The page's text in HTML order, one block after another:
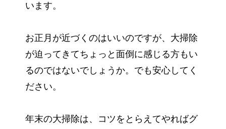
います。
お正月が近づくのはいいのですが、大掃除
が迫ってきてちょっと面倒に感じる方もい
るのではないでしょうか。でも安心してく
ださい。
年末の大掃除は、コツをとらえてやればグ